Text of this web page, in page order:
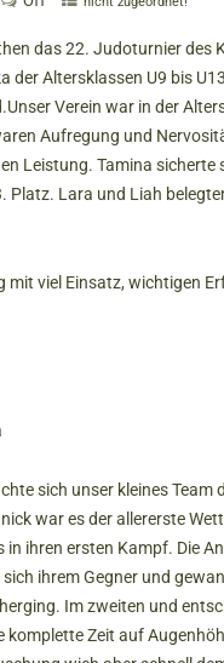
das 22. Judoturnier des
der Altersklassen U9 bis
Verein war in der
Aufregung und
Leistung. Tamina sicherte
Platz. Lara und Liah
viel Einsatz, wichtigen
sich unser kleines
war es der allererste
ihren ersten Kampf. Die
ihrem Gegner und
Im zweiten und
komplette Zeit auf